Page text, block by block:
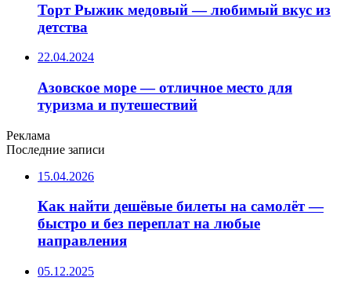
Торт Рыжик медовый — любимый вкус из
детства
22.04.2024
Азовское море — отличное место для
туризма и путешествий
Реклама
Последние записи
15.04.2026
Как найти дешёвые билеты на самолёт —
быстро и без переплат на любые
направления
05.12.2025